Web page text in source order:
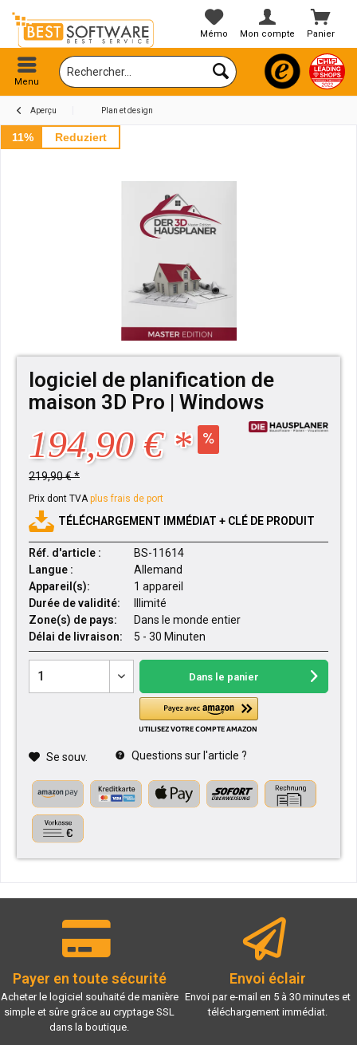
Panier
Mémo Mon compte
Menu
Aperçu Plan et design
11% Reduziert
logiciel de planification de
maison 3D Pro | Windows
194,90 € *
219,90 € *
Prix dont TVAplus frais de port
TÉLÉCHARGEMENT IMMÉDIAT + CLÉ DE PRODUIT
Réf. d'article :
BS-11614
Langue :
Allemand
Appareil(s):
1 appareil
Durée de validité:
Illimité
Zone(s) de pays:
Dans le monde entier
Délai de livraison:
5 - 30 Minuten
Dans le panier
Se souv. Questions sur l'article ?
Payer en toute sécurité
Acheter le logiciel souhaité de manière
simple et sûre grâce au cryptage SSL
dans la boutique.
Envoi éclair
Envoi par e-mail en 5 à 30 minutes et
téléchargement immédiat.